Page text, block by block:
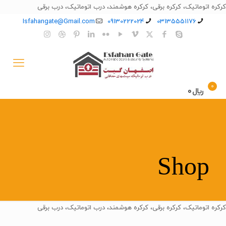
کرکره اتوماتیک، کرکره برقی، کرکره هوشمند، درب اتوماتیک، درب برقی
03135551176
09130222024
Isfahangate@Gmail.com
0 ﷼0
Shop
کرکره اتوماتیک، کرکره برقی، کرکره هوشمند، درب اتوماتیک، درب برقی